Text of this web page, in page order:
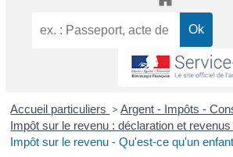
Accueil particuliers > Argent - Impôts -
Impôt sur le revenu : déclaration et
Impôt sur le revenu - Qu'est-ce qu'un